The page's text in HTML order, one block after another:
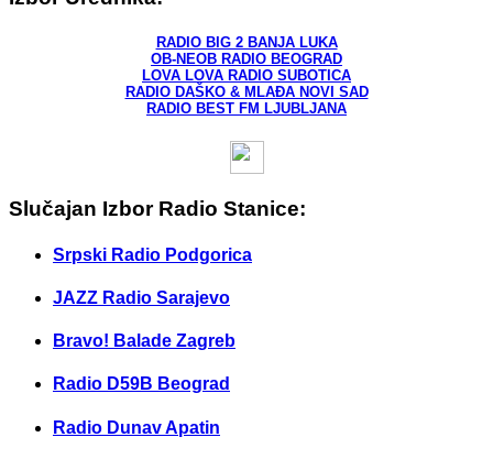
RADIO BIG 2 BANJA LUKA
OB-NEOB RADIO BEOGRAD
LOVA LOVA RADIO SUBOTICA
RADIO DAŠKO & MLAĐA NOVI SAD
RADIO BEST FM LJUBLJANA
Slučajan Izbor Radio Stanice:
Srpski Radio Podgorica
JAZZ Radio Sarajevo
Bravo! Balade Zagreb
Radio D59B Beograd
Radio Dunav Apatin